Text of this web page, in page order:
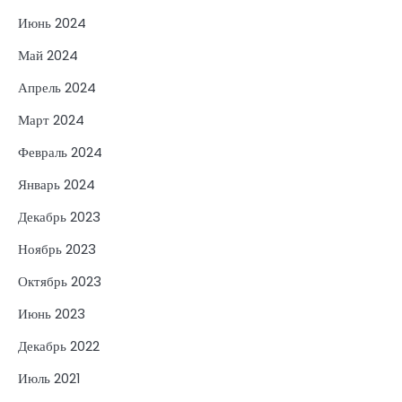
Июнь 2024
Май 2024
Апрель 2024
Март 2024
Февраль 2024
Январь 2024
Декабрь 2023
Ноябрь 2023
Октябрь 2023
Июнь 2023
Декабрь 2022
Июль 2021